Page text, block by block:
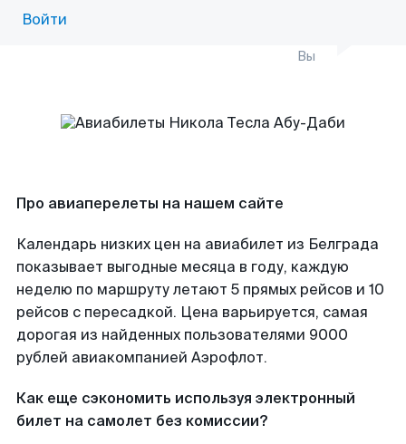
Войти
Вы
Про авиаперелеты на нашем сайте
Календарь низких цен на авиабилет из Белграда
показывает выгодные месяца в году, каждую
неделю по маршруту летают 5 прямых рейсов и 10
рейсов с пересадкой. Цена варьируется, самая
дорогая из найденных пользователями 9000
рублей авиакомпанией Аэрофлот.
Как еще сэкономить используя электронный
билет на самолет без комиссии?